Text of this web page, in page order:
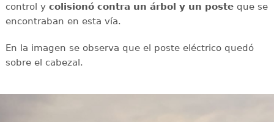
control y colisionó contra un árbol y un posteque se
encontraban en esta vía.
En la imagen se observa que el poste eléctrico quedó
sobre el cabezal.